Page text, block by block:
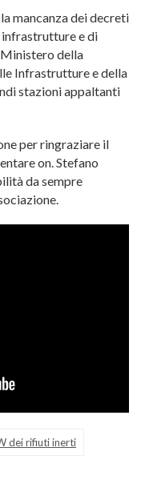
mancanza dei decreti
infrastrutture e di
della
Infrastrutture e della
stazioni appaltanti
per ringraziare il
on. Stefano
da sempre
dei rifiuti inerti